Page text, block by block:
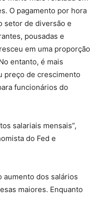
O pagamento por hora
setor de diversão e
pousadas e
em uma proporção
entanto, é mais
preço de crescimento
funcionários do
salariais mensais”,
do Fed e
aumento dos salários
maiores. Enquanto